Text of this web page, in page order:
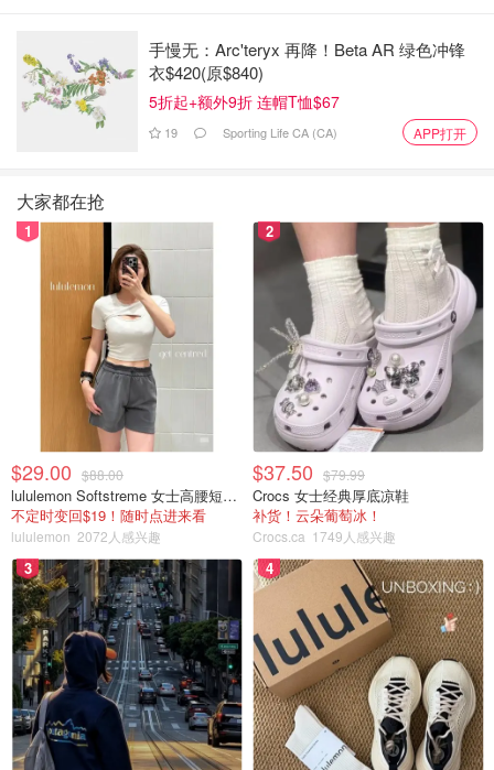
手慢无：Arc'teryx 再降！Beta AR 绿色冲锋
衣$420(原$840)
5折起+额外9折 连帽T恤$67
19 Sporting Life CA (CA) APP打开
大家都在抢
1
$29.00 $88.00
lululemon Softstreme 女士高腰短裤 10cm
不定时变回$19！随时点进来看
lululemon 2072人感兴趣
2
$37.50 $79.99
Crocs 女士经典厚底凉鞋
补货！云朵葡萄冰！
Crocs.ca 1749人感兴趣
3 4